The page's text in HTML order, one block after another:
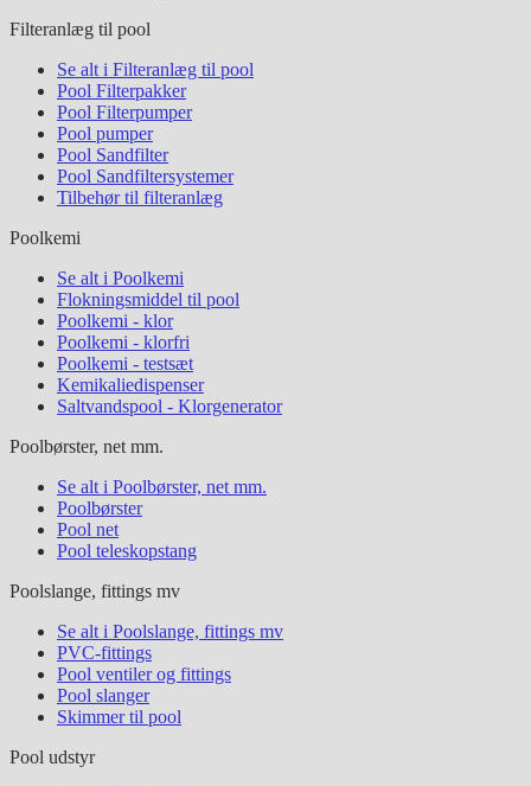
Filteranlæg til pool
Se alt i Filteranlæg til pool
Pool Filterpakker
Pool Filterpumper
Pool pumper
Pool Sandfilter
Pool Sandfiltersystemer
Tilbehør til filteranlæg
Poolkemi
Se alt i Poolkemi
Flokningsmiddel til pool
Poolkemi - klor
Poolkemi - klorfri
Poolkemi - testsæt
Kemikaliedispenser
Saltvandspool - Klorgenerator
Poolbørster, net mm.
Se alt i Poolbørster, net mm.
Poolbørster
Pool net
Pool teleskopstang
Poolslange, fittings mv
Se alt i Poolslange, fittings mv
PVC-fittings
Pool ventiler og fittings
Pool slanger
Skimmer til pool
Pool udstyr